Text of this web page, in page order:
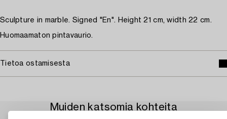
Sculpture in marble. Signed "En". Height 21 cm, width 22 cm.
Huomaamaton pintavaurio.
Tietoa ostamisesta
Muiden katsomia kohteita